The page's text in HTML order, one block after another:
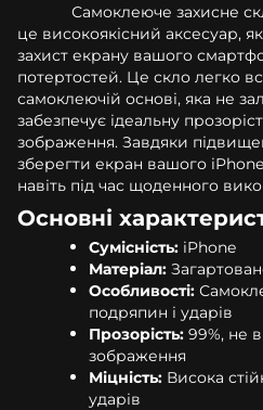
Самоклеюче захисне
це високоякісний аксесуар,
захист екрану вашого
потертостей. Це скло легко
самоклеючій основі, яка не
забезпечує ідеальну
зображення. Завдяки
зберегти екран вашого
навіть під час щоденного
Основні
Сумісність: iPhone
Матеріал:
Особливості:
подряпин і ударів
Прозорість: 99%, не
зображення
Міцність: Висока
ударів